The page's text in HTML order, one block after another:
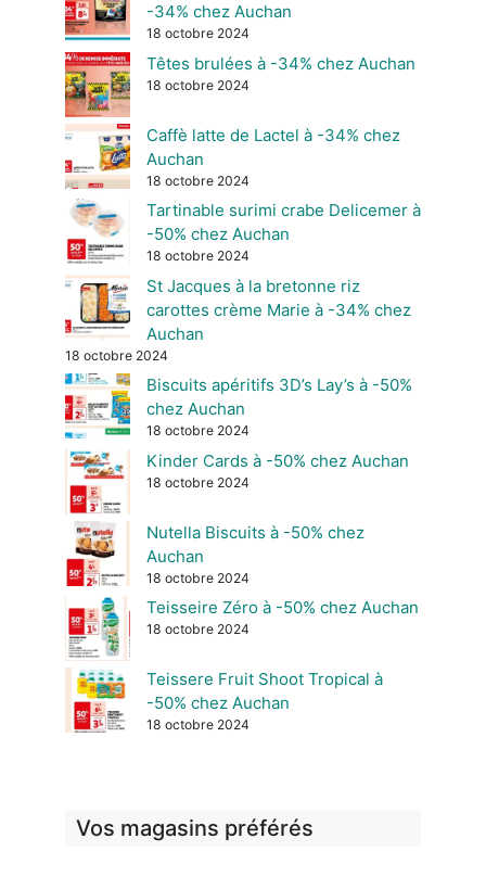
-34% chez Auchan
18 octobre 2024
Têtes brulées à -34% chez Auchan
18 octobre 2024
Caffè latte de Lactel à -34% chez
Auchan
18 octobre 2024
Tartinable surimi crabe Delicemer à
-50% chez Auchan
18 octobre 2024
St Jacques à la bretonne riz
carottes crème Marie à -34% chez
Auchan
18 octobre 2024
Biscuits apéritifs 3D’s Lay’s à -50%
chez Auchan
18 octobre 2024
Kinder Cards à -50% chez Auchan
18 octobre 2024
Nutella Biscuits à -50% chez
Auchan
18 octobre 2024
Teisseire Zéro à -50% chez Auchan
18 octobre 2024
Teissere Fruit Shoot Tropical à
-50% chez Auchan
18 octobre 2024
Vos magasins préférés